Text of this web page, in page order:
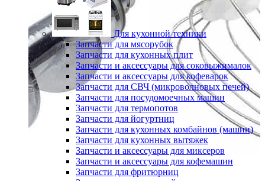
Для кухонной техники
Запчасти для мясорубок
Запчасти для кухонных плит
Запчасти и аксессуары для соковыжималок
Запчасти и аксессуары для кофеварок
Запчасти для СВЧ (микроволновых печей)
Запчасти для посудомоечных машин
Запчасти для термопотов
Запчасти для йогуртниц
Запчасти для кухонных комбайнов (машин)
Запчасти для кухонных вытяжек
Запчасти и аксессуары для миксеров
Запчасти и аксессуары для кофемашин
Запчасти для фритюрниц